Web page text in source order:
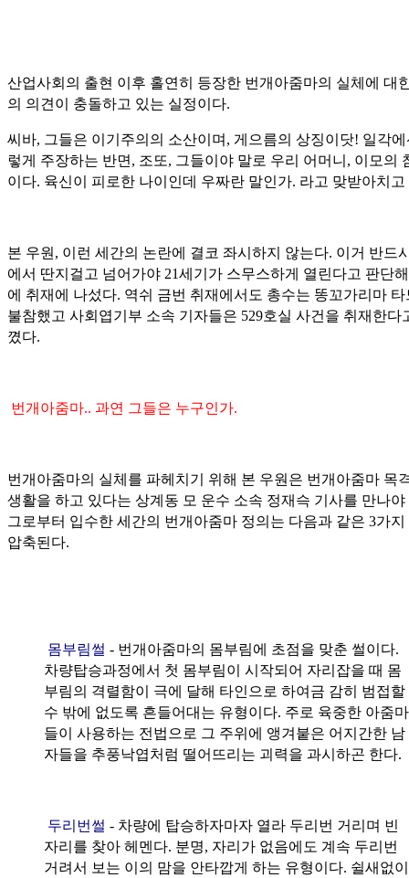
산업사회의 출현 이후 홀연히 등장한 번개아줌마의 실체에 대
의 의견이 충돌하고 있는 실정이다.
씨바, 그들은 이기주의의 소산이며, 게으름의 상징이닷! 일각
렇게 주장하는 반면, 조또, 그들이야 말로 우리 어머니, 이모의
이다. 육신이 피로한 나이인데 우짜란 말인가. 라고 맞받아치고
본 우원, 이런 세간의 논란에 결코 좌시하지 않는다. 이거 반드
에서 딴지걸고 넘어가야 21세기가 스무스하게 열린다고 판단
에 취재에 나섰다. 역쉬 금번 취재에서도 총수는 똥꼬가리마 타
불참했고 사회엽기부 소속 기자들은 529호실 사건을 취재한다
꼈다.
번개아줌마.. 과연 그들은 누구인가.
번개아줌마의 실체를 파헤치기 위해 본 우원은 번개아줌마 목
생활을 하고 있다는 상계동 모 운수 소속 정재슥 기사를 만나야
그로부터 입수한 세간의 번개아줌마 정의는 다음과 같은 3가지
압축된다.
몸부림썰 - 번개아줌마의 몸부림에 초점을 맞춘 썰이다.
차량탑승과정에서 첫 몸부림이 시작되어 자리잡을 때 몸
부림의 격렬함이 극에 달해 타인으로 하여금 감히 범접할
수 밖에 없도록 흔들어대는 유형이다. 주로 육중한 아줌마
들이 사용하는 전법으로 그 주위에 앵겨붙은 어지간한 남
자들을 추풍낙엽처럼 떨어뜨리는 괴력을 과시하곤 한다.
두리번썰 - 차량에 탑승하자마자 열라 두리번 거리며 빈
자리를 찾아 헤멘다. 분명, 자리가 없음에도 계속 두리번
거려서 보는 이의 맘을 안타깝게 하는 유형이다. 쉴새없이